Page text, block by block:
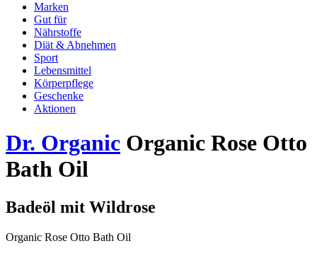
Marken
Gut für
Nährstoffe
Diät & Abnehmen
Sport
Lebensmittel
Körperpflege
Geschenke
Aktionen
Dr. Organic Organic Rose Otto
Bath Oil
Badeöl mit Wildrose
Organic Rose Otto Bath Oil